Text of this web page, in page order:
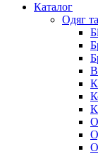
Каталог
Oдяг